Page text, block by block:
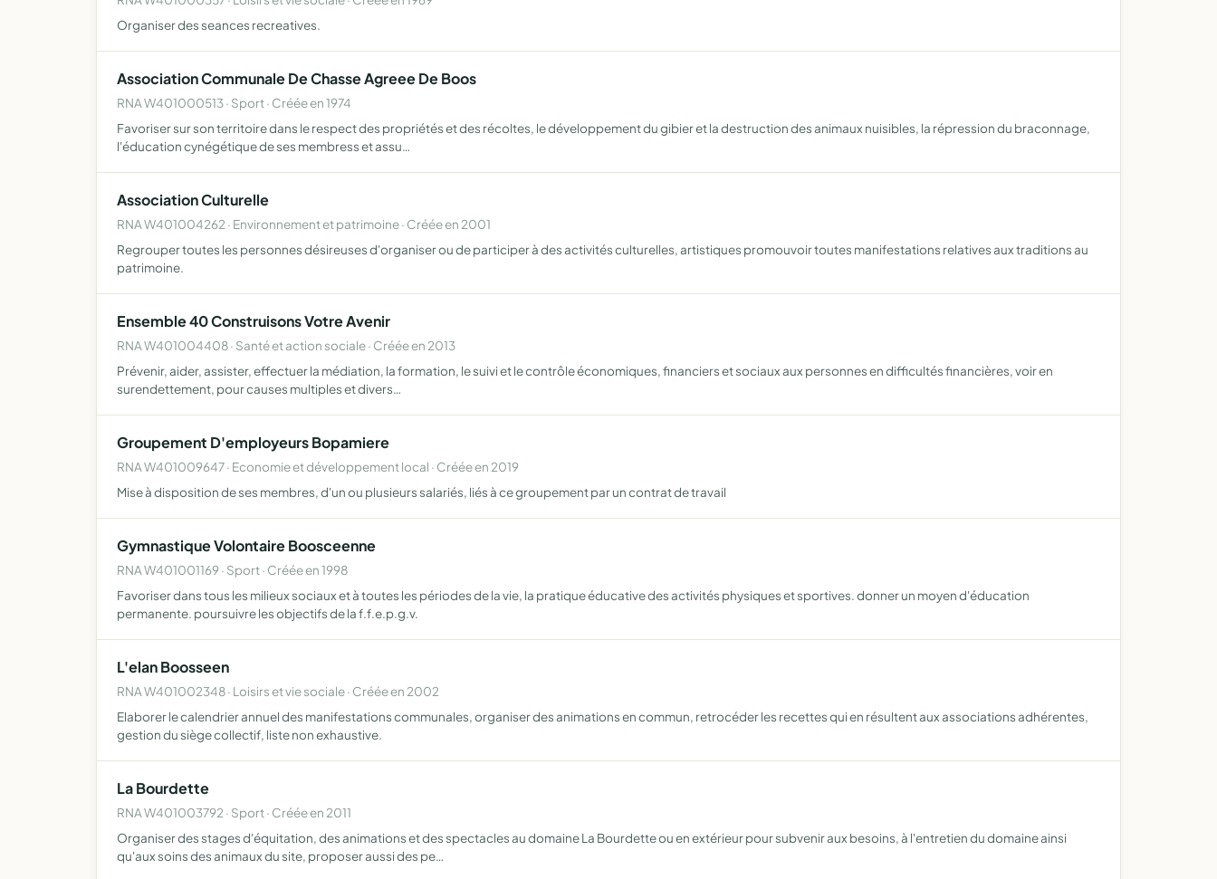
Organiser des seances recreatives.
Association Communale De Chasse Agreee De Boos
RNA W401000513 · Sport · Créée en 1974
Favoriser sur son territoire dans le respect des propriétés et des récoltes, le développement du gibier et la destruction des animaux nuisibles, la répression du braconnage,
l'éducation cynégétique de ses membress et assu…
Association Culturelle
RNA W401004262 · Environnement et patrimoine · Créée en 2001
Regrouper toutes les personnes désireuses d'organiser ou de participer à des activités culturelles, artistiques promouvoir toutes manifestations relatives aux traditions au
patrimoine.
Ensemble 40 Construisons Votre Avenir
RNA W401004408 · Santé et action sociale · Créée en 2013
Prévenir, aider, assister, effectuer la médiation, la formation, le suivi et le contrôle économiques, financiers et sociaux aux personnes en difficultés financières, voir en
surendettement, pour causes multiples et divers…
Groupement D'employeurs Bopamiere
RNA W401009647 · Economie et développement local · Créée en 2019
Mise à disposition de ses membres, d'un ou plusieurs salariés, liés à ce groupement par un contrat de travail
Gymnastique Volontaire Boosceenne
RNA W401001169 · Sport · Créée en 1998
Favoriser dans tous les milieux sociaux et à toutes les périodes de la vie, la pratique éducative des activités physiques et sportives. donner un moyen d'éducation
permanente. poursuivre les objectifs de la f.f.e.p.g.v.
L'elan Boosseen
RNA W401002348 · Loisirs et vie sociale · Créée en 2002
Elaborer le calendrier annuel des manifestations communales, organiser des animations en commun, retrocéder les recettes qui en résultent aux associations adhérentes,
gestion du siège collectif, liste non exhaustive.
La Bourdette
RNA W401003792 · Sport · Créée en 2011
Organiser des stages d'équitation, des animations et des spectacles au domaine La Bourdette ou en extérieur pour subvenir aux besoins, à l'entretien du domaine ainsi
qu'aux soins des animaux du site, proposer aussi des pe…